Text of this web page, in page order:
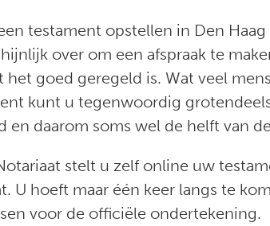
testament opstellen in Den
over om een afspraak te
het goed geregeld is. Wat veel
kunt u tegenwoordig
en daarom soms wel de helft van
stelt u zelf online uw
U hoeft maar één keer langs te
voor de officiële